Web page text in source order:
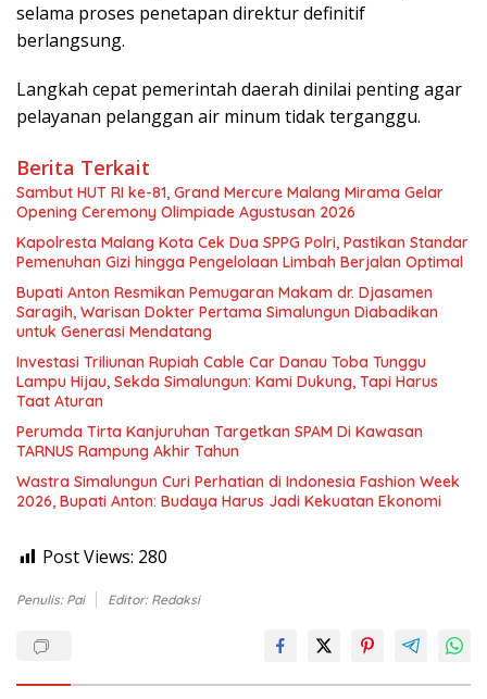
selama proses penetapan direktur definitif
berlangsung.
Langkah cepat pemerintah daerah dinilai penting agar
pelayanan pelanggan air minum tidak terganggu.
Berita Terkait
Sambut HUT RI ke-81, Grand Mercure Malang Mirama Gelar
Opening Ceremony Olimpiade Agustusan 2026
Kapolresta Malang Kota Cek Dua SPPG Polri, Pastikan Standar
Pemenuhan Gizi hingga Pengelolaan Limbah Berjalan Optimal
Bupati Anton Resmikan Pemugaran Makam dr. Djasamen
Saragih, Warisan Dokter Pertama Simalungun Diabadikan
untuk Generasi Mendatang
Investasi Triliunan Rupiah Cable Car Danau Toba Tunggu
Lampu Hijau, Sekda Simalungun: Kami Dukung, Tapi Harus
Taat Aturan
Perumda Tirta Kanjuruhan Targetkan SPAM Di Kawasan
TARNUS Rampung Akhir Tahun
Wastra Simalungun Curi Perhatian di Indonesia Fashion Week
2026, Bupati Anton: Budaya Harus Jadi Kekuatan Ekonomi
Post Views: 280
Penulis: Pai Editor: Redaksi